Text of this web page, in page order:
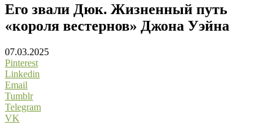
Его звали Дюк. Жизненный путь
«короля вестернов» Джона Уэйна
07.03.2025
Pinterest
Linkedin
Email
Tumblr
Telegram
VK